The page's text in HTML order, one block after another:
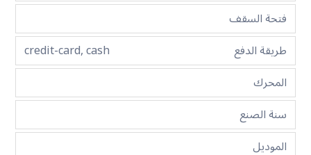
فتحة السقف
طريقة الدفع
credit-card, cash
المحرك
سنة الصنع
الموديل